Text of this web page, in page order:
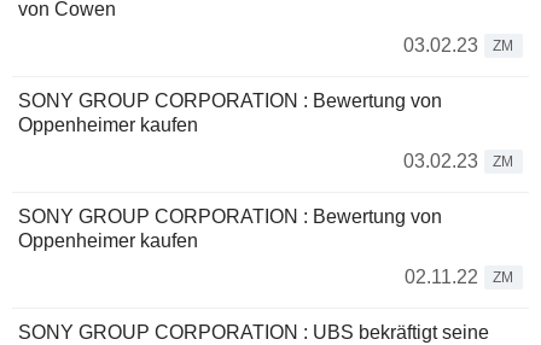
von Cowen
03.02.23
ZM
SONY GROUP CORPORATION : Bewertung von
Oppenheimer kaufen
03.02.23
ZM
SONY GROUP CORPORATION : Bewertung von
Oppenheimer kaufen
02.11.22
ZM
SONY GROUP CORPORATION : UBS bekräftigt seine